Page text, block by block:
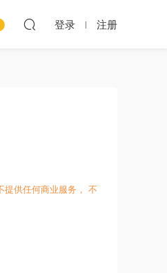
登录 注册
提供任何商业服务， 不